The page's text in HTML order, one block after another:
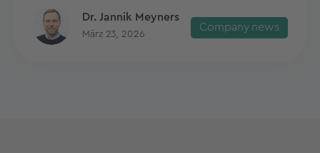
Dr. Jannik Meyners
März 23, 2026
Company news